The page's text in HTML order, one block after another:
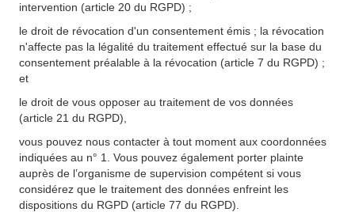
intervention (article 20 du RGPD) ;
le droit de révocation d'un consentement émis ; la révocation
n'affecte pas la légalité du traitement effectué sur la base du
consentement préalable à la révocation (article 7 du RGPD) ;
et
le droit de vous opposer au traitement de vos données
(article 21 du RGPD),
vous pouvez nous contacter à tout moment aux coordonnées
indiquées au n° 1. Vous pouvez également porter plainte
auprès de l’organisme de supervision compétent si vous
considérez que le traitement des données enfreint les
dispositions du RGPD (article 77 du RGPD).